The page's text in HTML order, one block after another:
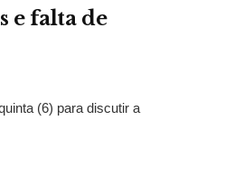
e falta de
(6) para discutir a